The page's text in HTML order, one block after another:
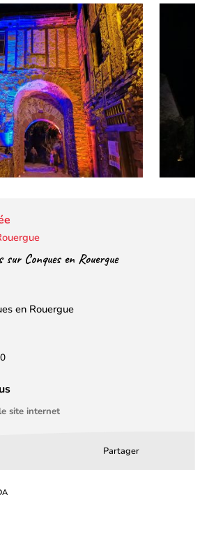
Conques en Rouergue
en Rouergue
site internet
Partager